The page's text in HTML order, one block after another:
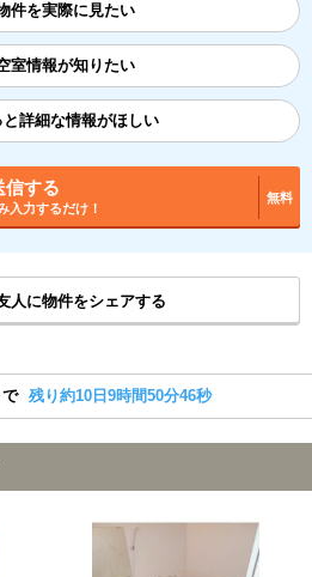
件を実際に見たい
室情報が知りたい
と詳細な情報がほしい
信する
入力するだけ！
無料
人に物件をシェアする
残り約10日9時間50分45秒